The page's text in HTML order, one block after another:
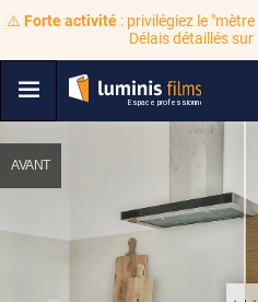
⚠️ Forte activité: privilégiez le
Délais détaillés
AVANT